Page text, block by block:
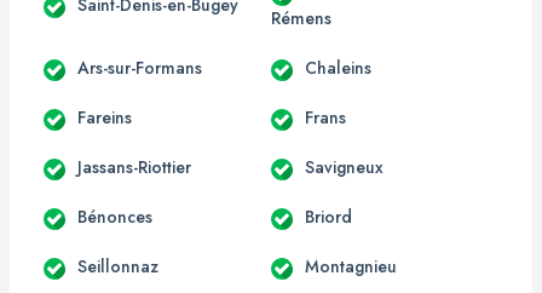
Saint-Denis-en-Bugey
Rémens
Ars-sur-Formans Chaleins
Fareins Frans
Jassans-Riottier Savigneux
Bénonces Briord
Seillonnaz Montagnieu